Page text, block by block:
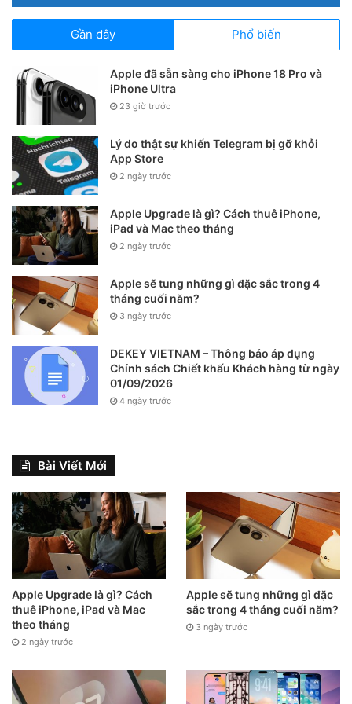
Gần đây Phổ biến
Apple đã sẵn sàng cho iPhone 18 Pro và
iPhone Ultra
23 giờ trước
Lý do thật sự khiến Telegram bị gỡ khỏi
App Store
2 ngày trước
Apple Upgrade là gì? Cách thuê iPhone,
iPad và Mac theo tháng
2 ngày trước
Apple sẽ tung những gì đặc sắc trong 4
tháng cuối năm?
3 ngày trước
DEKEY VIETNAM – Thông báo áp dụng
Chính sách Chiết khấu Khách hàng từ ngày
01/09/2026
4 ngày trước
Bài Viết Mới
Apple Upgrade là gì? Cách
thuê iPhone, iPad và Mac
theo tháng
2 ngày trước
Apple sẽ tung những gì đặc
sắc trong 4 tháng cuối năm?
3 ngày trước